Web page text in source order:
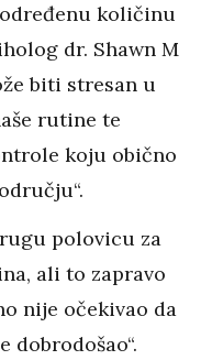
količinu
dr. Shawn M
biti stresan u
rutine te
koju obično
polovicu za
ali to zapravo
nije očekivao da
dobrodošao“.